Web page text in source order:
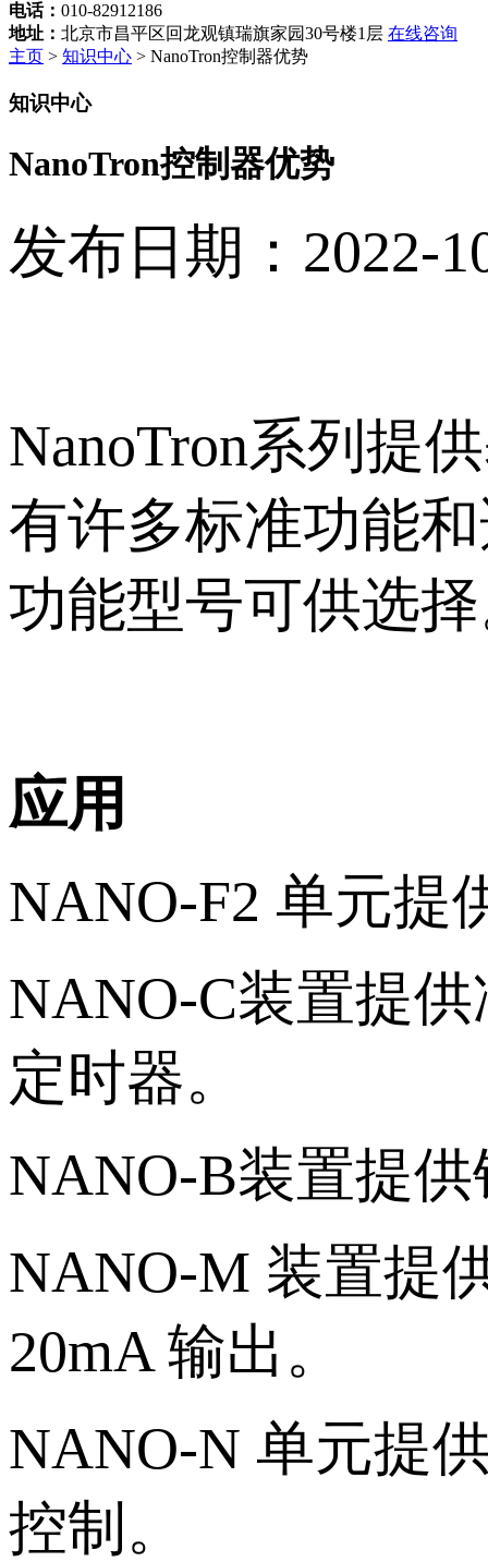
电话： 010-82912186
地址： 北京市昌平区回龙观镇瑞旗家园30号楼1层 在线咨询
主页 > 知识中心 > NanoTron控制器优势
知识中心
NanoTron控制器优势
发布日期：2022-
NanoTron系列提
有许多标准功能
功能型号可供选
应用
NANO-F2 单元提
NANO-C装置提
定时器。
NANO-B装置提
NANO-M 装置提
20mA 输出。
NANO-N 单元提
控制。